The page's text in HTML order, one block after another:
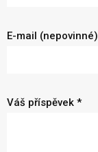
E-mail (nepovinné)
Váš příspěvek *